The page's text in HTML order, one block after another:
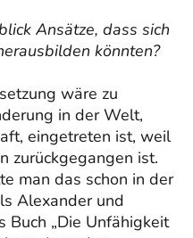
Ansätze, dass sich
könnten?
wäre zu
in der Welt,
eingetreten ist, weil
zurückgegangen ist.
man das schon in der
Alexander und
Buch „Die Unfähigkeit